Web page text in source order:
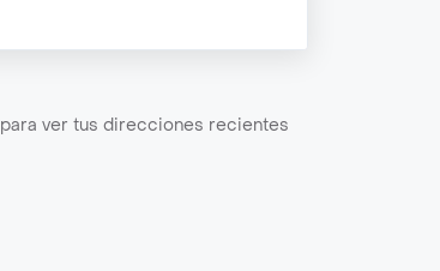
para ver tus direcciones recientes